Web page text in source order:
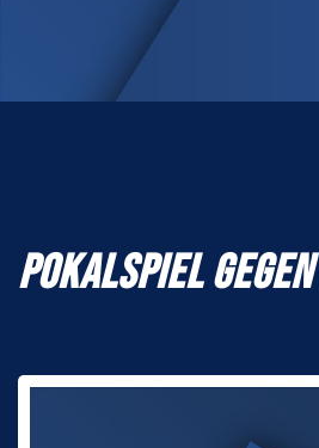
POKALSPIEL